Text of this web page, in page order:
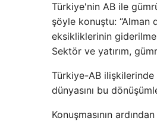
Türkiye'nin AB ile
şöyle konuştu: “Alman
eksikliklerinin
Sektör ve yatırım,
Türkiye-AB
dünyasını bu
Konuşmasının